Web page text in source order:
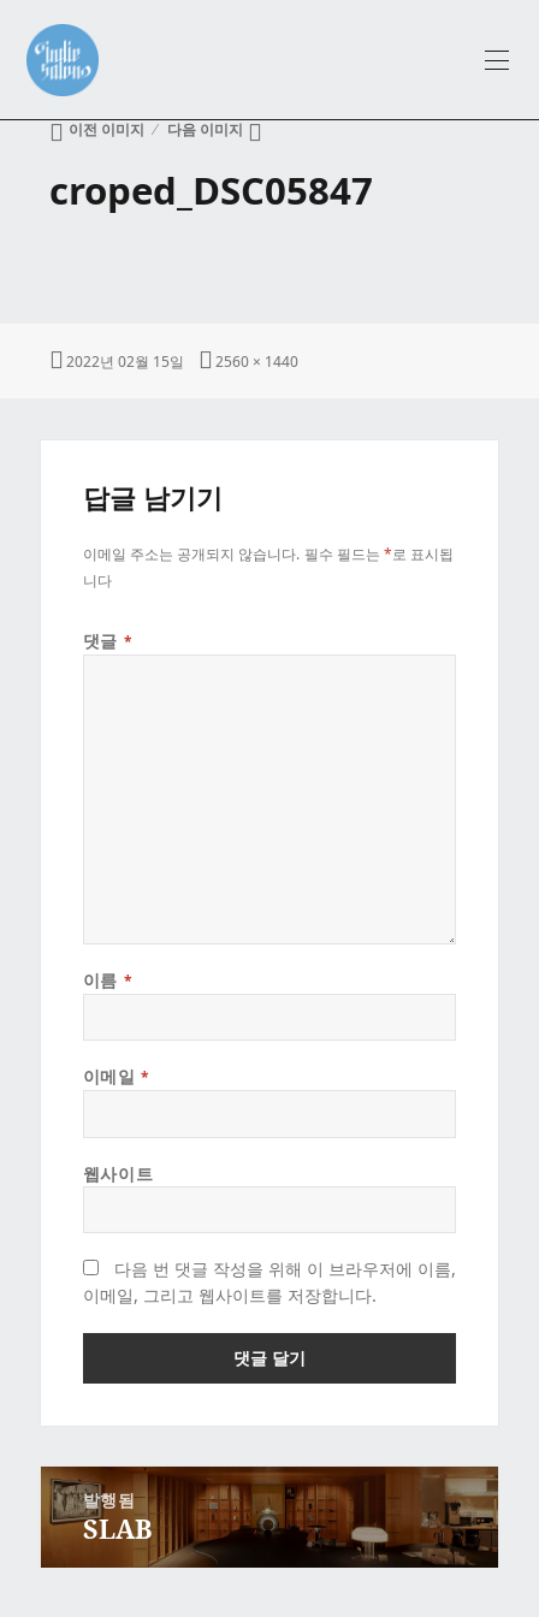
메뉴와
이전 이미지 다음 이미지
croped_DSC05847
작
2022년 02월 15일
전
2560 × 1440
답글 남기기
이메일 주소는 공개되지 않습니다. 필수 필드는 *로 표시됩
니다
댓글 *
이름 *
이메일*
웹사이트
다음 번 댓글 작성을 위해 이 브라우저에 이름,
이메일, 그리고 웹사이트를 저장합니다.
글
탐
색
발행됨
SLAB